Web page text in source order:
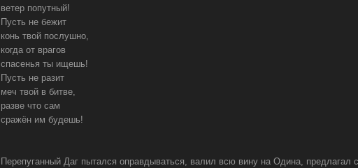
ветер попутный!
Пусть не бежит
конь твой послушно,
когда от врагов
спасенья ты ищешь!
Пусть не разит
меч твой в битве,
разве что сам
сражён им будешь!
Перепуганный Даг пытался оправдываться, валил всю вину на Одина, предлагал